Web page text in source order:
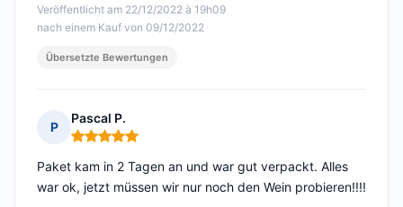
Veröffentlicht am 22/12/2022 à 19h09
nach einem Kauf von 09/12/2022
Übersetzte Bewertungen
P
Pascal P.
Hinweis: 5 von 5
Paket kam in 2 Tagen an und war gut verpackt. Alles
war ok, jetzt müssen wir nur noch den Wein probieren!!!!